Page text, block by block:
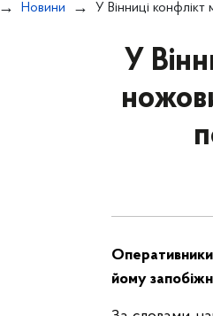
Новини У Вінниці конфлікт між чоловіками закінчився
У
йому